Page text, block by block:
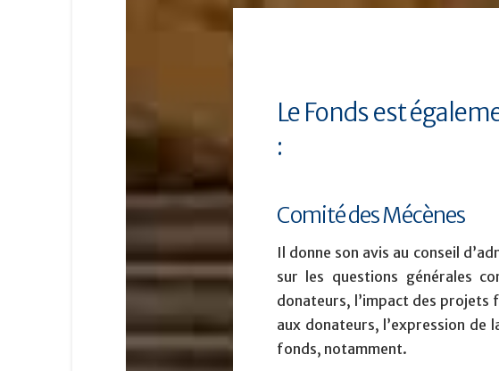
Le Fonds est
:
Comité des Mécènes
Il donne son avis au conseil
sur les questions générales
donateurs, l’impact des projets
aux donateurs, l’expression
fonds, notamment.